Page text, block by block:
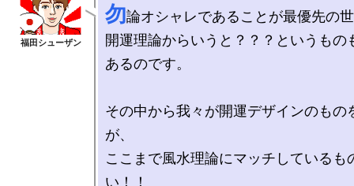
勿論オシャレであることが最優先の
開運理論からいうと？？？というもの
あるのです。
その中から我々が開運デザインのもの
が、
ここまで風水理論にマッチしているも